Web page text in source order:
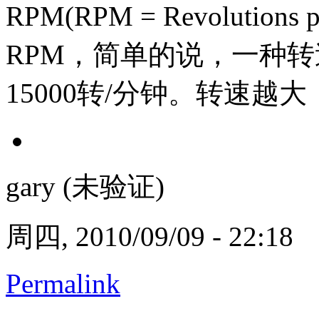
RPM(RPM = Revolutions
RPM，简单的说，一种
15000转/分钟。转速越
gary (未验证)
周四, 2010/09/09 - 22:18
Permalink